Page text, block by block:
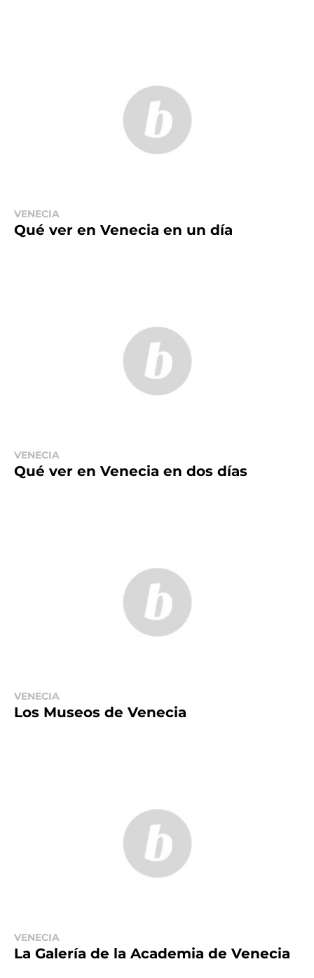
VENECIA
Qué ver en Venecia en un día
VENECIA
Qué ver en Venecia en dos días
VENECIA
Los Museos de Venecia
VENECIA
La Galería de la Academia de Venecia